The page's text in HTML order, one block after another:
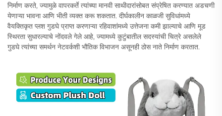
निर्माण करते, ज्यामुळे वापरकर्ते त्यांच्या मानवी साथीदारांसोबत संप्रेषित करण्यात अडचणी
येणाऱ्या भावना आणि भीती व्यक्त करू शकतात. दीर्घकालीन काळजी सुविधांमध्ये
वैयक्तिकृत प्लश गुडघे प्राप्त करणाऱ्या रहिवाशांमध्ये उत्तेजना कमी झाल्याचे आणि मूड
स्थिरता सुधारल्याचे नोंदवले गेले आहे, ज्यामध्ये कुटुंबातील सदस्यांची चित्रे असलेले
गुडघे त्यांच्या समर्थन नेटवर्कशी भौतिक विभाजन असूनही ठोस नाते निर्माण करतात.